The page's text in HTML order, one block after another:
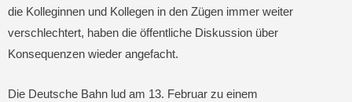
die Kolleginnen und Kollegen in den Zügen immer weiter
verschlechtert, haben die öffentliche Diskussion über
Konsequenzen wieder angefacht.
Die Deutsche Bahn lud am 13. Februar zu einem